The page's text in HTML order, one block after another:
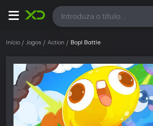
Todas
Início Jogos Action Bopl Battle